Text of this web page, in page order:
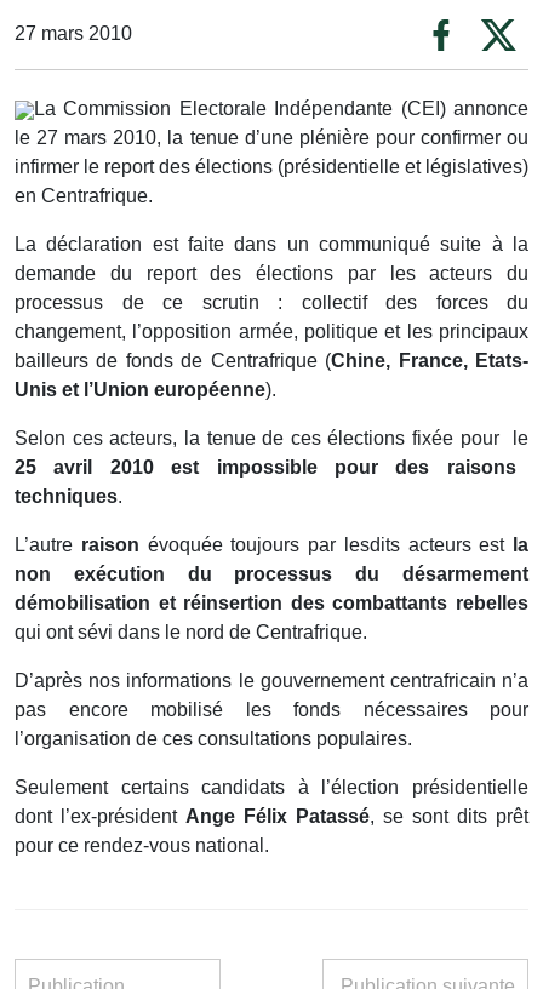
27 mars 2010
La Commission Electorale Indépendante (CEI) annonce
le 27 mars 2010, la tenue d’une plénière pour confirmer ou
infirmer le report des élections (présidentielle et législatives)
en Centrafrique.
La déclaration est faite dans un communiqué suite à la
demande du report des élections par les acteurs du
processus de ce scrutin : collectif des forces du
changement, l’opposition armée, politique et les principaux
bailleurs de fonds de Centrafrique (Chine, France, Etats-
Unis et l’Union européenne).
Selon ces acteurs, la tenue de ces élections fixée pour le
25 avril 2010 est impossible pour des raisons
techniques.
L’autre raison évoquée toujours par lesdits acteurs est la
non exécution du processus du désarmement
démobilisation et réinsertion des combattants rebelles
qui ont sévi dans le nord de Centrafrique.
D’après nos informations le gouvernement centrafricain n’a
pas encore mobilisé les fonds nécessaires pour
l’organisation de ces consultations populaires.
Seulement certains candidats à l’élection présidentielle
dont l’ex-président Ange Félix Patassé, se sont dits prêt
pour ce rendez-vous national.